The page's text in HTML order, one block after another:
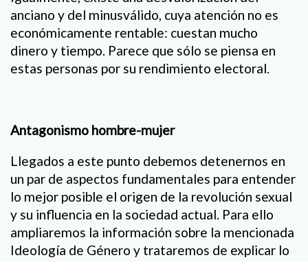
anciano y del minusválido, cuya atención no es
económicamente rentable: cuestan mucho
dinero y tiempo. Parece que sólo se piensa en
estas personas por su rendimiento electoral.
Antagonismo hombre-mujer
Llegados a este punto debemos detenernos en
un par de aspectos fundamentales para entender
lo mejor posible el origen de la revolución sexual
y su influencia en la sociedad actual. Para ello
ampliaremos la información sobre la mencionada
Ideología de Género y trataremos de explicar lo